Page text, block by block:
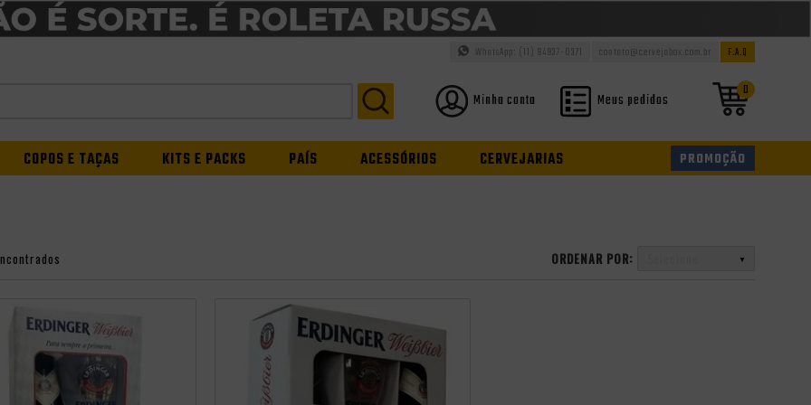
F.A.Q
contato@cervejabox.com.br
WhatsApp: (11) 94937-0371
0
Minha conta Meus pedidos
COPOS E TAÇAS KITS E PACKS PAÍS ACESSÓRIOS CERVEJARIAS PROMOÇÃO
ORDENAR POR: